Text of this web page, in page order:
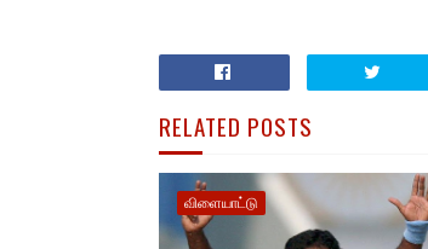
RELATED POSTS
விளையாட்டு